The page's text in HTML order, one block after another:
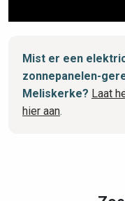
Mist er een
zonnepanelen-
Meliskerke? Laat
hier aan.